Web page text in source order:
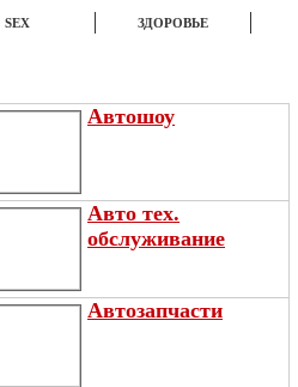
SEX ЗДОРОВЬЕ
Автошоу
Авто тех.
обслуживание
Автозапчасти